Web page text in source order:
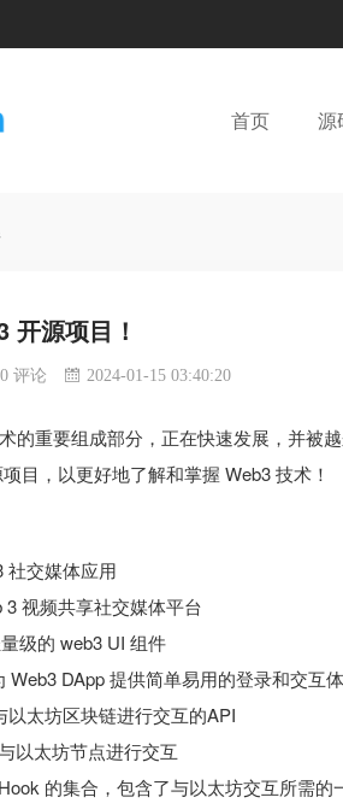
首页 源
开源项目！
0 评论 2024-01-15 03:40:20
的重要组成部分，正在快速发展，并被
目，以更好地了解和掌握 Web3 技术！
社交媒体应用
3 视频共享社交媒体平台
级的 web3 UI 组件
Web3 DApp 提供简单易用的登录和交互
以太坊区块链进行交互的API
以太坊节点进行交互
的集合，包含了与以太坊交互所需的